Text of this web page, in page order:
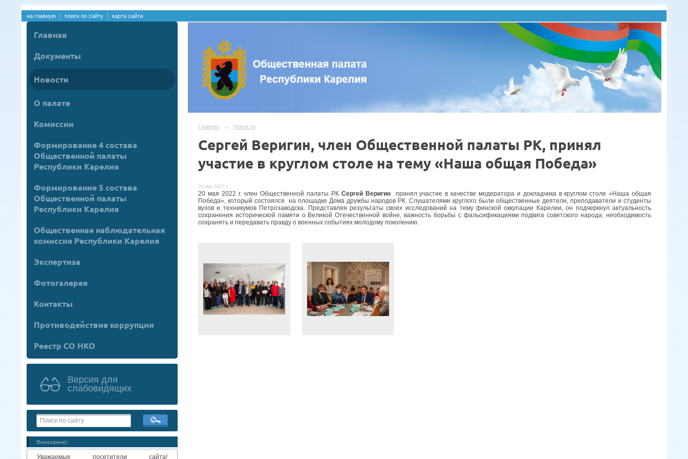
на главную поиск по сайту карта сайта
Главная
Документы
Новости
О палате
Комиссии
Формирование 4 состава
Общественной палаты
Республики Карелия
Формирование 5 состава
Общественной палаты
Республики Карелия
Общественная наблюдательная
комиссия Республики Карелия
Экспертиза
Фотогалерея
Контакты
Противодействие коррупции
Реестр СО НКО
Версия для
слабовидящих
Внимание!
Уважаемые посетители сайта!
Главная → Новости
Сергей Веригин, член Общественной палаты РК, принял
участие в круглом столе на тему «Наша общая Победа»
20 мая 2022 г.
20 мая 2022 г. член Общественной палаты РК Сергей Веригинпринял участие в качестве модератора и докладчика в круглом столе «Наша общая
Победа», который состоялся на площадке Дома дружбы народов РК. Слушателями круглого были общественные деятели, преподаватели и студенты
вузов и техникумов Петрозаводска. Представляя результаты своих исследований на тему финской оккупации Карелии, он подчеркнул актуальность
сохранения исторической памяти о Великой Отечественной войне, важность борьбы с фальсификациями подвига советского народа, необходимость
сохранять и передавать правду о военных событиях молодому поколению.